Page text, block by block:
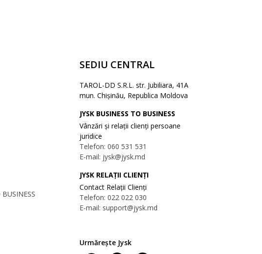
BUSINESS
SEDIU CENTRAL
TAROL-DD S.R.L. str. Jubiliara, 41A
mun. Chișinău, Republica Moldova
JYSK BUSINESS TO BUSINESS
Vânzări și relații clienți persoane
juridice
Telefon: 060 531 531
E-mail: jysk@jysk.md
JYSK RELAȚII CLIENȚI
Contact Relații Clienți
Telefon: 022 022 030
E-mail: support@jysk.md
Urmărește Jysk